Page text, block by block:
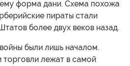
форма дани. Схема похожа
пираты стали
более двух веков назад.
были лишь началом.
торговли лежат в самой